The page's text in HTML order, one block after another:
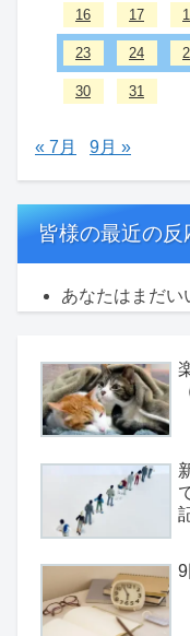
16 17
23 24
30 31
« 7月 9月 »
皆様の最近の反
あなたはまだい